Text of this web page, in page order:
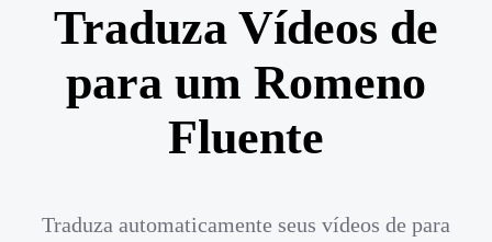
Traduza Vídeos de
para um Romeno
Fluente
Traduza automaticamente seus vídeos de para